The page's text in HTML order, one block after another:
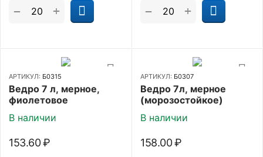
+
− +
−
АРТИКУЛ: Б0315
Ведро 7 л, мерное,
фиолетовое
В наличии
153.60₽
АРТИКУЛ: Б0307
Ведро 7л, мерное
(морозостойкое)
В наличии
158.00₽